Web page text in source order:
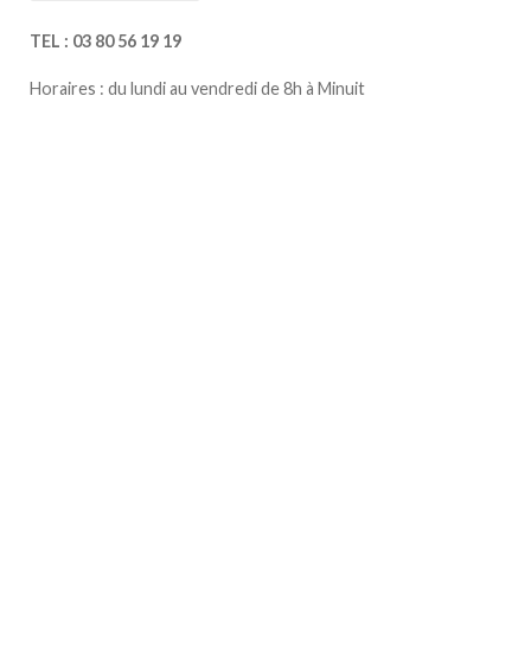
TEL : 03 80 56 19 19
Horaires : du lundi au vendredi de 8h à Minuit